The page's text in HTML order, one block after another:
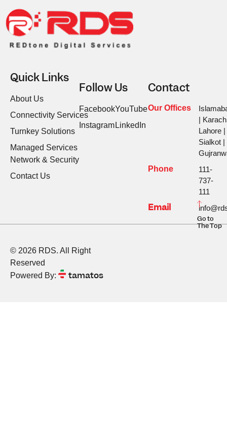
Quick Links
About Us
Connectivity Services
Turnkey Solutions
Managed Services
Network & Security
Contact Us
Follow Us
Facebook
Instagram
YouTube
LinkedIn
Contact
Our Offices
|
Lahore |
Sialkot |
Phone
111-
737-
111
Email
© 2026 RDS. All Right
Reserved
Powered By:
tamatos
Go to
The Top